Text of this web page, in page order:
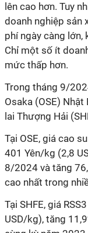
lên cao hơn. Tuy
doanh nghiệp sản
phí ngày càng lớn,
Chỉ một số ít
mức thấp hơn.
Trong tháng 9/
Osaka (OSE)
lai Thượng Hải
Tại OSE, giá cao
401 Yên/kg (2,8
8/2024 và tăng
cao nhất trong
Tại SHFE, giá
USD/kg), tăng